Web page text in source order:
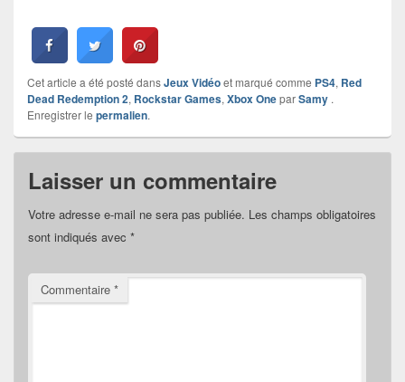
Cet article a été posté dansJeux Vidéoet marqué comme PS4, Red
Dead Redemption 2, Rockstar Games, Xbox OneparSamy .
Enregistrer le permalien.
Laisser un commentaire
Votre adresse e-mail ne sera pas publiée. Les champs obligatoires
sont indiqués avec *
Commentaire *